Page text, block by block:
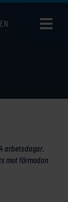
EN
arbetsdagar.
mot förmodan